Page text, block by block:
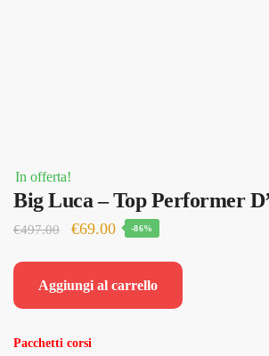
In offerta!
Big Luca – Top Performer
€497.00
Il
originale
€69.00Il
-86%
Aggiungi al carrello
Pacchetti corsi